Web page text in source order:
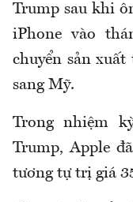
Trump sau khi
iPhone vào
chuyển sản
sang Mỹ.
Trong nhiệm
Trump, Apple
tương tự trị giá